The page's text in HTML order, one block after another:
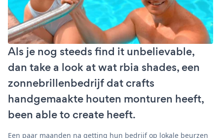
Als je nog steeds find it unbelievable,
dan take a look at wat rbia shades, een
zonnebrillenbedrijf dat crafts
handgemaakte houten monturen heeft,
been able to create heeft.
Een paar maanden na getting hun bedrijf op lokale beurzen